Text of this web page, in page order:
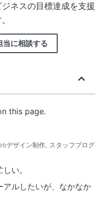
ネスの目標達成を支援
当に相談する
this page.
デザイン制作, スタッフブログ
い。
アルしたいが、なかなか